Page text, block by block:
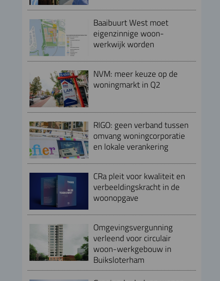
Baaibuurt West moet
eigenzinnige woon-
werkwijk worden
NVM: meer keuze op de
woningmarkt in Q2
RIGO: geen verband tussen
omvang woningcorporatie
en lokale verankering
CRa pleit voor kwaliteit en
verbeeldingskracht in de
woonopgave
Omgevingsvergunning
verleend voor circulair
woon-werkgebouw in
Buiksloterham